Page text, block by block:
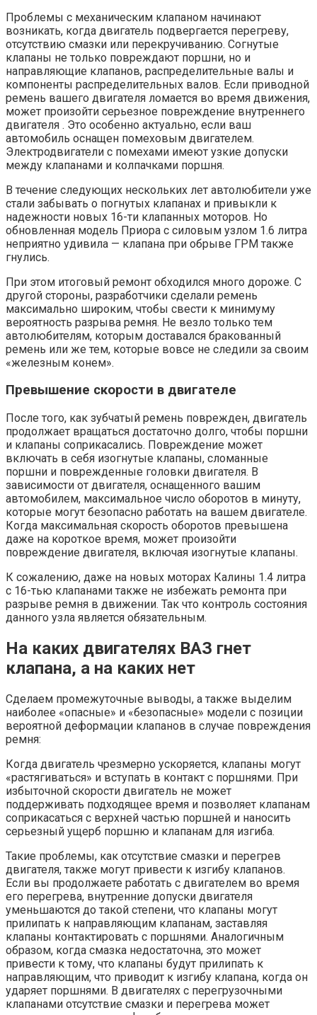
Проблемы с механическим клапаном начинают
возникать, когда двигатель подвергается перегреву,
отсутствию смазки или перекручиванию. Согнутые
клапаны не только повреждают поршни, но и
направляющие клапанов, распределительные валы и
компоненты распределительных валов. Если приводной
ремень вашего двигателя ломается во время движения,
может произойти серьезное повреждение внутреннего
двигателя . Это особенно актуально, если ваш
автомобиль оснащен помеховым двигателем.
Электродвигатели с помехами имеют узкие допуски
между клапанами и колпачками поршня.
В течение следующих нескольких лет автолюбители уже
стали забывать о погнутых клапанах и привыкли к
надежности новых 16-ти клапанных моторов. Но
обновленная модель Приора с силовым узлом 1.6 литра
неприятно удивила — клапана при обрыве ГРМ также
гнулись.
При этом итоговый ремонт обходился много дороже. С
другой стороны, разработчики сделали ремень
максимально широким, чтобы свести к минимуму
вероятность разрыва ремня. Не везло только тем
автолюбителям, которым доставался бракованный
ремень или же тем, которые вовсе не следили за своим
«железным конем».
Превышение скорости в двигателе
После того, как зубчатый ремень поврежден, двигатель
продолжает вращаться достаточно долго, чтобы поршни
и клапаны соприкасались. Повреждение может
включать в себя изогнутые клапаны, сломанные
поршни и поврежденные головки двигателя. В
зависимости от двигателя, оснащенного вашим
автомобилем, максимальное число оборотов в минуту,
которые могут безопасно работать на вашем двигателе.
Когда максимальная скорость оборотов превышена
даже на короткое время, может произойти
повреждение двигателя, включая изогнутые клапаны.
К сожалению, даже на новых моторах Калины 1.4 литра
с 16-тью клапанами также не избежать ремонта при
разрыве ремня в движении. Так что контроль состояния
данного узла является обязательным.
На каких двигателях ВАЗ гнет
клапана, а на каких нет
Сделаем промежуточные выводы, а также выделим
наиболее «опасные» и «безопасные» модели с позиции
вероятной деформации клапанов в случае повреждения
ремня:
Когда двигатель чрезмерно ускоряется, клапаны могут
«растягиваться» и вступать в контакт с поршнями. При
избыточной скорости двигатель не может
поддерживать подходящее время и позволяет клапанам
соприкасаться с верхней частью поршней и наносить
серьезный ущерб поршню и клапанам для изгиба.
Такие проблемы, как отсутствие смазки и перегрев
двигателя, также могут привести к изгибу клапанов.
Если вы продолжаете работать с двигателем во время
его перегрева, внутренние допуски двигателя
уменьшаются до такой степени, что клапаны могут
прилипать к направляющим клапанам, заставляя
клапаны контактировать с поршнями. Аналогичным
образом, когда смазка недостаточна, это может
привести к тому, что клапаны будут прилипать к
направляющим, что приводит к изгибу клапана, когда он
ударяет поршнями. В двигателях с перегрузочными
клапанами отсутствие смазки и перегрева может